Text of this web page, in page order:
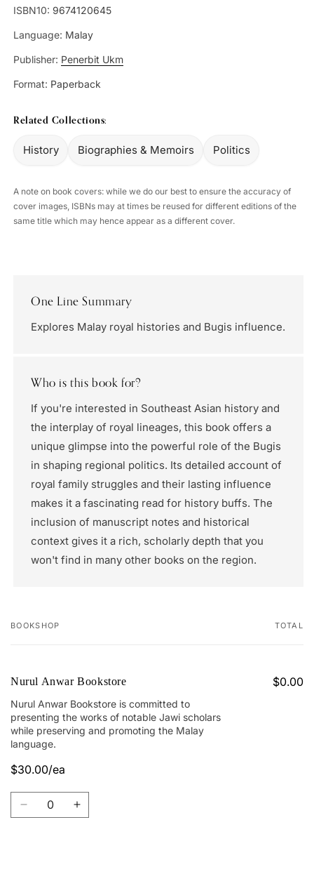
ISBN10: 9674120645
Language: Malay
Publisher: Penerbit Ukm
Format: Paperback
Related Collections:
History Biographies & Memoirs Politics
A note on book covers: while we do our best to ensure the accuracy of
cover images, ISBNs may at times be reused for different editions of the
same title which may hence appear as a different cover.
One Line Summary
Explores Malay royal histories and Bugis influence.
Who is this book for?
If you're interested in Southeast Asian history and
the interplay of royal lineages, this book offers a
unique glimpse into the powerful role of the Bugis
in shaping regional politics. Its detailed account of
royal family struggles and their lasting influence
makes it a fascinating read for history buffs. The
inclusion of manuscript notes and historical
context gives it a rich, scholarly depth that you
won't find in many other books on the region.
Your
BOOKSHOP TOTAL
Nurul Anwar Bookstore
Nurul Anwar Bookstore is committed to
presenting the works of notable Jawi scholars
while preserving and promoting the Malay
language.
$30.00/ea
$0.00
Quantity
Decrease Increase